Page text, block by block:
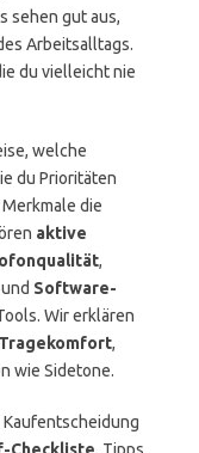
sehen gut aus,
Arbeitsalltags.
du vielleicht nie
welche
du Prioritäten
die
aktive
,
und Software-
Wir erklären
Tragekomfort,
wie Sidetone.
Kaufentscheidung